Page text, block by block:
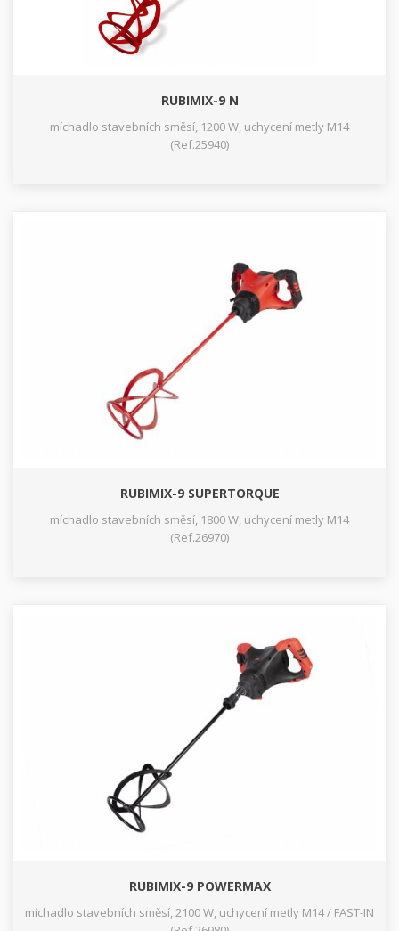
RUBIMIX-9 N
míchadlo stavebních směsí, 1200 W, uchycení metly M14
(Ref.25940)
RUBIMIX-9 SUPERTORQUE
míchadlo stavebních směsí, 1800 W, uchycení metly M14
(Ref.26970)
RUBIMIX-9 POWERMAX
míchadlo stavebních směsí, 2100 W, uchycení metly M14 / FAST-IN